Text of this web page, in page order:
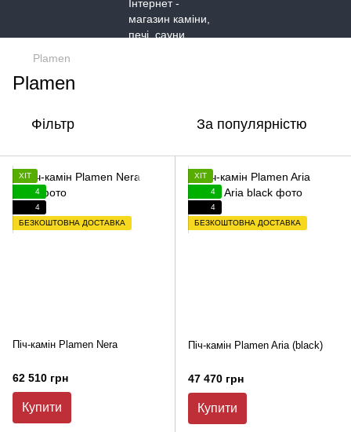
Plamen
Plamen
Фільтр За популярністю
ХІТ
4
4
БЕЗКОШТОВНА ДОСТАВКА
Піч-камін Plamen Nera
62 510 грн
Купити
ХІТ
4
4
БЕЗКОШТОВНА ДОСТАВКА
Піч-камін Plamen Aria (black)
47 470 грн
Купити